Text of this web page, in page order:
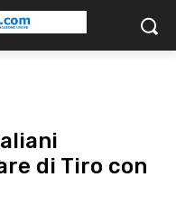
di Tiro con